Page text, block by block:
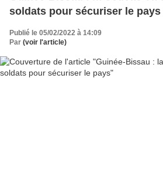
soldats pour sécuriser le pays
Publié le 05/02/2022 à 14:09
Par (voir l'article)